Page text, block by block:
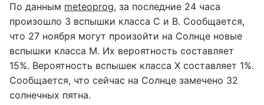
По данным meteoprog, за последние 24 часа
произошло 3 вспышки класса С и В. Сообщается,
что 27 ноября могут произойти на Солнце новые
вспышки класса М. Их вероятность составляет
15%. Вероятность вспышек класса Х составляет 1%.
Сообщается, что сейчас на Солнце замечено 32
солнечных пятна.